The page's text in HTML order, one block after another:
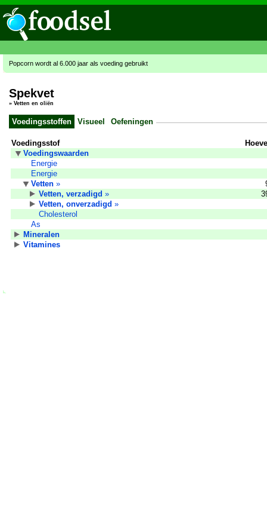
Popcorn wordt al 6.000 jaar als voeding gebruikt
Spekvet
» Vetten en oliën
Voedingsstoffen Visueel Oefeningen
Voedingsstof
Voedingswaarden
Energie
Energie
Vetten »
Vetten, verzadigd »
Vetten, onverzadigd »
Cholesterol
As
Mineralen
Vitamines